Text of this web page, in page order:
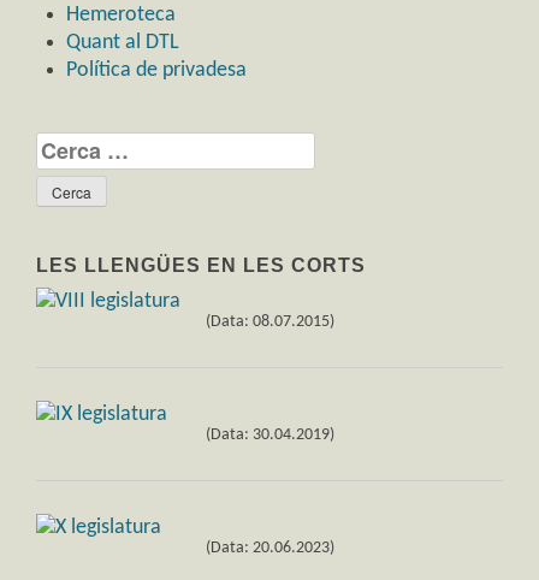
Hemeroteca
Quant al DTL
Política de privadesa
Cerca:
LES LLENGÜES EN LES CORTS
(Data: 08.07.2015)
(Data: 30.04.2019)
(Data: 20.06.2023)